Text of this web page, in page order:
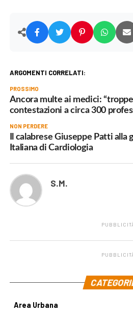
ARGOMENTI CORRELATI:
PROSSIMO
Ancora multe ai medici:
contestazioni a circa 300
NON PERDERE
Il calabrese Giuseppe Patti alla
Italiana di Cardiologia
S.M.
Area Urbana